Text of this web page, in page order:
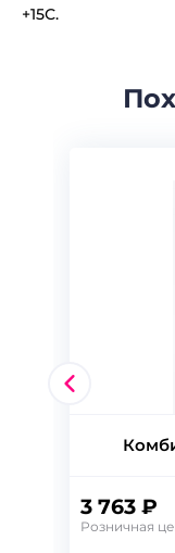
+15С.
3 763 ₽
Розничная